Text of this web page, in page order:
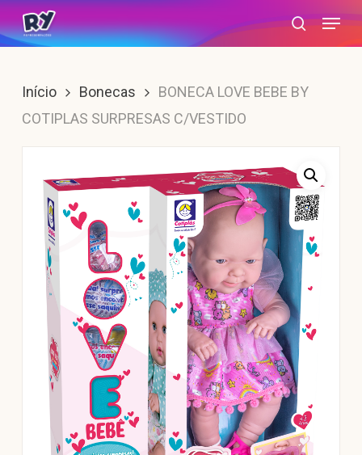
Skip
to
content
search
Menu
Início Bonecas
BONECA LOVE BEBE BY
COTIPLAS SURPRESAS C/VESTIDO